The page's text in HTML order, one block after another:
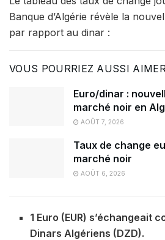
Banque d’Algérie révèle la
par rapport au dinar :
VOUS POURRIEZ AUSSI
Euro/dinar :
marché noir en
AOÛT 7, 2026
Taux de change
marché noir
AOÛT 6, 2026
1 Euro (EUR) s’échangeait
Dinars Algériens (DZD).